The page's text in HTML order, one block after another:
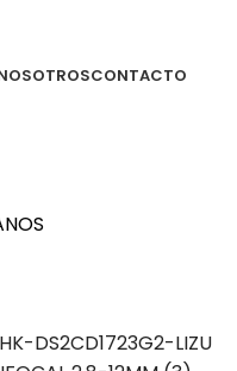
CONTACTO
DS2CD1723G2-LIZU